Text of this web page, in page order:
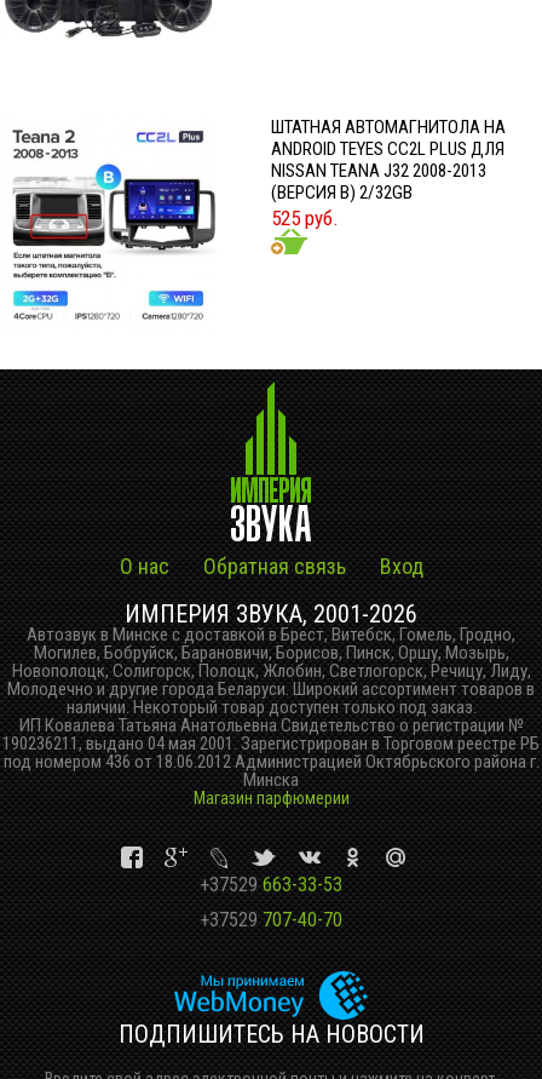
ШТАТНАЯ АВТОМАГНИТОЛА НА
ANDROID TEYES CC2L PLUS ДЛЯ
NISSAN TEANA J32 2008-2013
(ВЕРСИЯ B) 2/32GB
525 руб.
О нас Обратная связь Вход
ИМПЕРИЯ ЗВУКА, 2001-2026
Автозвук в Минске с доставкой в Брест, Витебск, Гомель, Гродно,
Могилев, Бобруйск, Барановичи, Борисов, Пинск, Оршу, Мозырь,
Новополоцк, Солигорск, Полоцк, Жлобин, Светлогорск, Речицу, Лиду,
Молодечно и другие города Беларуси. Широкий ассортимент товаров в
наличии. Некоторый товар доступен только под заказ.
ИП Ковалева Татьяна Анатольевна Свидетельство о регистрации №
190236211, выдано 04 мая 2001. Зарегистрирован в Торговом реестре РБ
под номером 436 от 18.06.2012 Администрацией Октябрьского района г.
Минска
Магазин парфюмерии
+37529 663-33-53
+37529 707-40-70
ПОДПИШИТЕСЬ НА НОВОСТИ